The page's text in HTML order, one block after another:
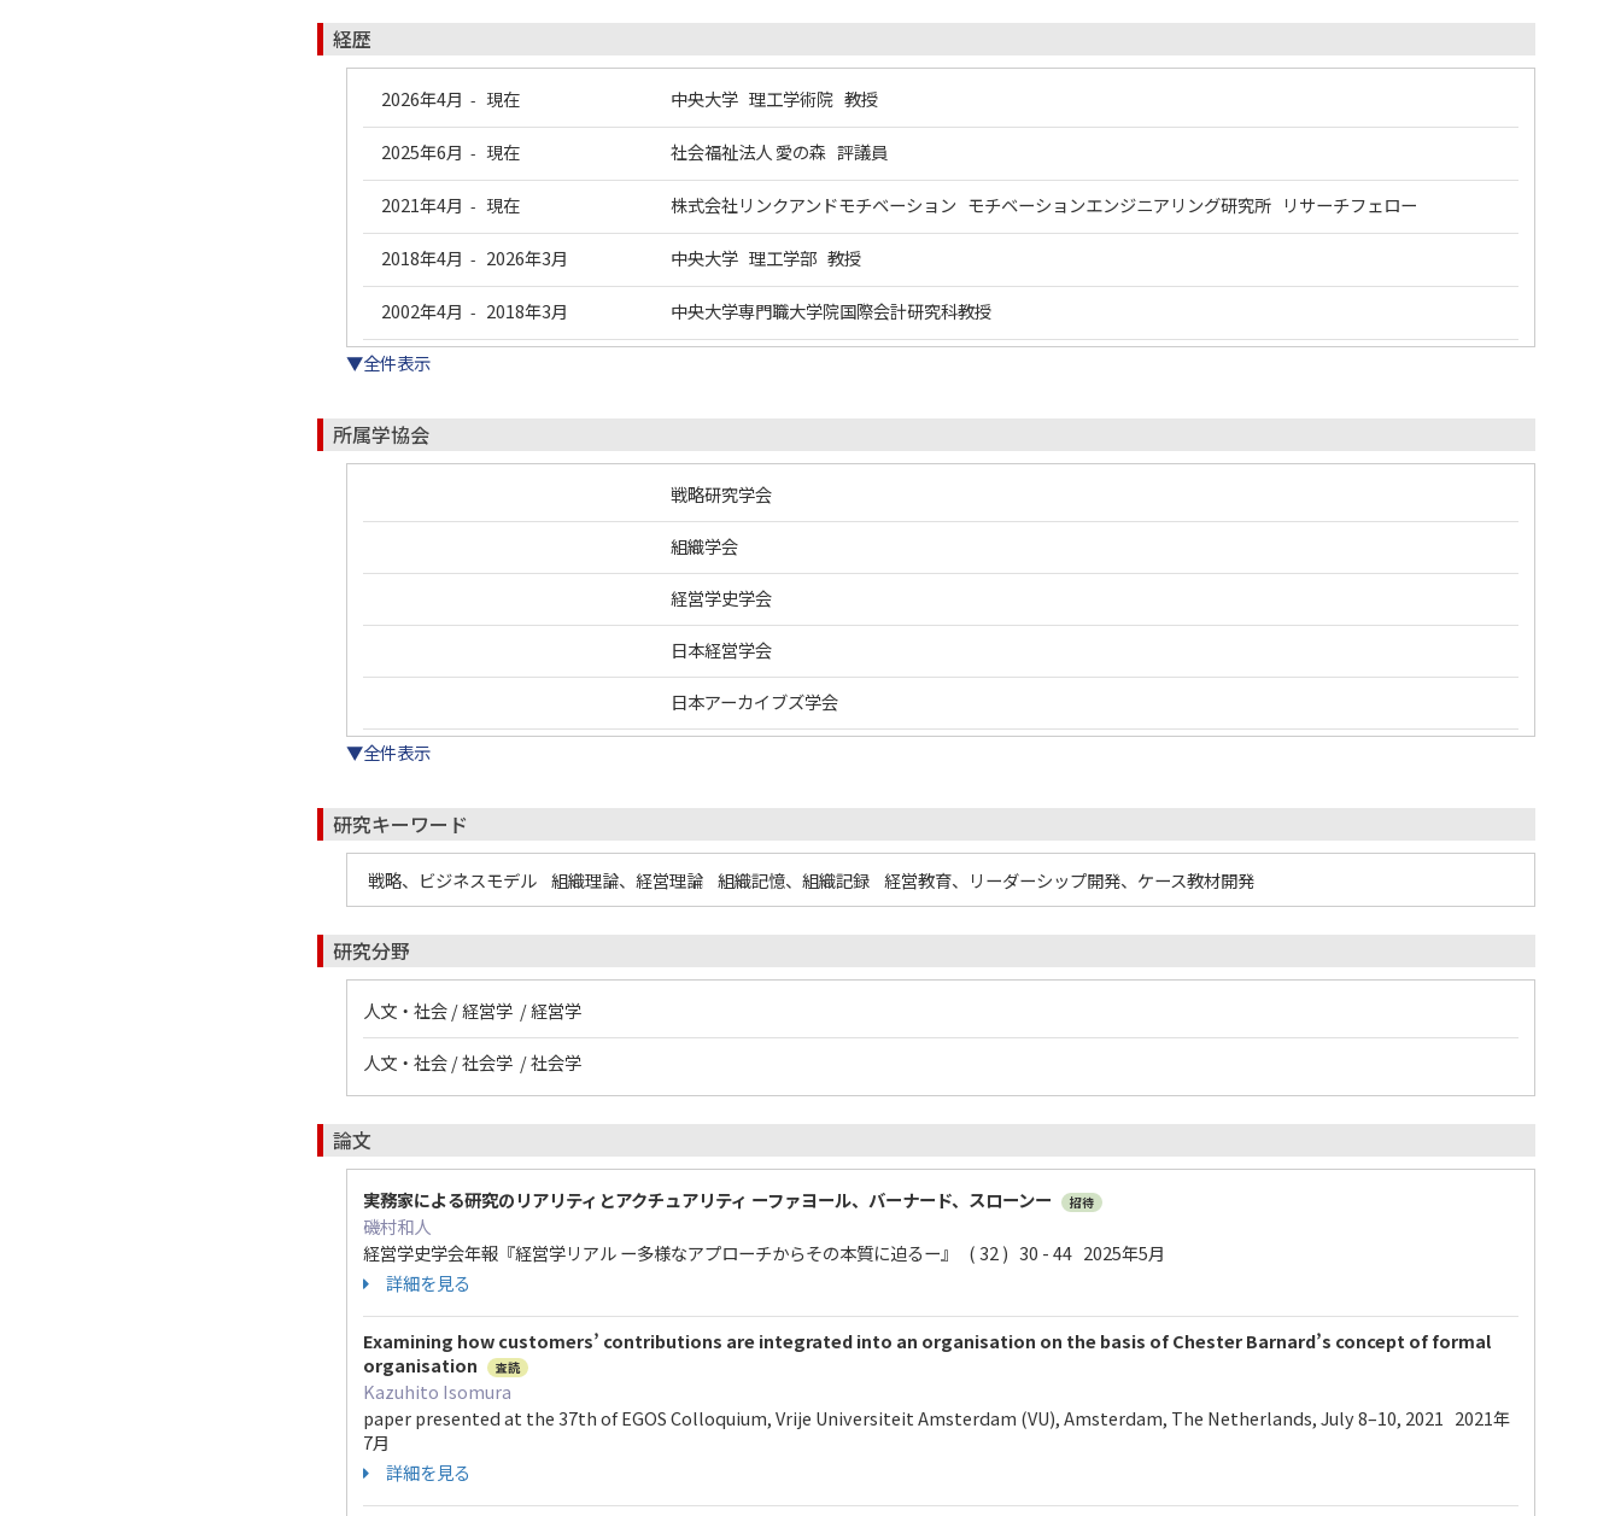
経歴
2026年4月 - 現在 中央大学 理工学術院 教授
2025年6月 - 現在 社会福祉法人 愛の森 評議員
2021年4月 - 現在 株式会社リンクアンドモチベーション モチベーションエンジニアリング研究所 リサーチフェロー
2018年4月 - 2026年3月 中央大学 理工学部 教授
2002年4月 - 2018年3月 中央大学専門職大学院国際会計研究科教授
▼全件表示
所属学協会
戦略研究学会
組織学会
経営学史学会
日本経営学会
日本アーカイブズ学会
▼全件表示
研究キーワード
戦略、ビジネスモデル 組織理論、経営理論 組織記憶、組織記録 経営教育、リーダーシップ開発、ケース教材開発
研究分野
人文・社会 / 経営学 / 経営学
人文・社会 / 社会学 / 社会学
論文
実務家による研究のリアリティとアクチュアリティ ーファヨール、バーナード、スローンー 招待
磯村和人
経営学史学会年報『経営学リアル ー多様なアプローチからその本質に迫るー』 ( 32 ) 30 - 44 2025年5月
詳細を見る
Examining how customers’ contributions are integrated into an organisation on the basis of Chester Barnard’s concept of formal
organisation
査読
Kazuhito Isomura
paper presented at the 37th of EGOS Colloquium, Vrije Universiteit Amsterdam (VU), Amsterdam, The Netherlands, July 8–10, 2021 2021年
7月
詳細を見る